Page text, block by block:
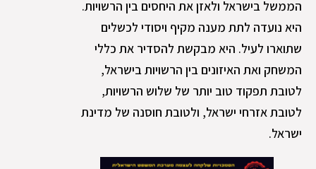
הממשל בישראל ולאזן את היחסים בין הרשויות.
היא נועדה לתת מענה מקיף ויסודי לכשלים
שתוארו לעיל. היא מבקשת להסדיר את כללי
המשחק ואת האיזונים בין הרשויות בישראל,
לטובת תפקוד טוב יותר של שלוש הרשויות,
לטובת אזרחי ישראל, ולטובת חוסנה של מדינת
ישראל.